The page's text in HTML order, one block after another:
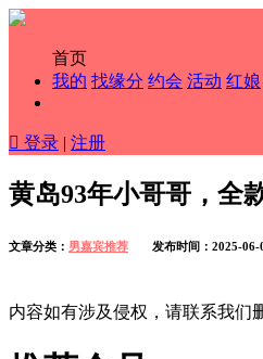
首页
我的 找缘分 约会 活动 红娘
 登录 | 注册
黄岛93年小哥哥，全
文章分类： 男嘉宾推荐 发布时间：2025-
内容如有涉及侵权，请联系我们